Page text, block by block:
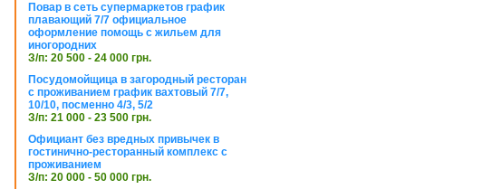
Повар в сеть супермаркетов график
плавающий 7/7 официальное
оформление помощь с жильем для
иногородних
З/п: 20 500 - 24 000 грн.
Посудомойщица в загородный ресторан
с проживанием график вахтовый 7/7,
10/10, посменно 4/3, 5/2
З/п: 21 000 - 23 500 грн.
Официант без вредных привычек в
гостинично-ресторанный комплекс с
проживанием
З/п: 20 000 - 50 000 грн.